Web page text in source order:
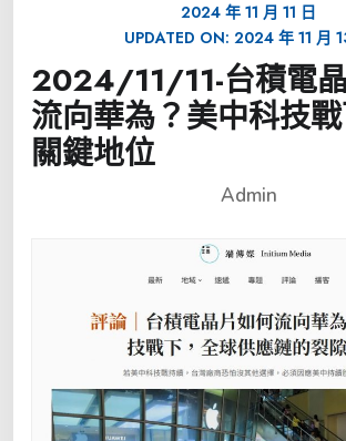
2024 年 11 月 11 日
UPDATED ON: 2024 年 11 月
2024/11/11-台積電
流向華為？美中科技
關鍵地位
Admin